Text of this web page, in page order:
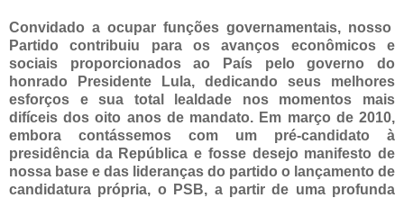
Convidado a ocupar funções governamentais, nosso
Partido contribuiu para os avanços econômicos e
sociais proporcionados ao País pelo governo do
honrado Presidente Lula, dedicando seus melhores
esforços e sua total lealdade nos momentos mais
difíceis dos oito anos de mandato. Em março de 2010,
embora contássemos com um pré-candidato à
presidência da República e fosse desejo manifesto de
nossa base e das lideranças do partido o lançamento de
candidatura própria, o PSB, a partir de uma profunda